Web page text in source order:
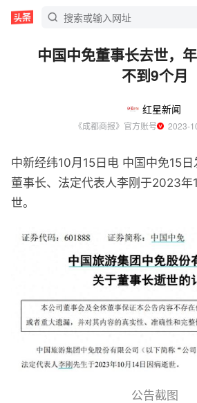
中国中免董事长去世，
不到9个月
红星新闻
《成都商报》官方账号
2023-
中新经纬10月15日电 中国中免15
董事长、法定代表人李刚于2023年
世。
公告截图